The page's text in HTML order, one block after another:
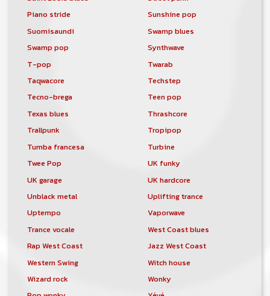
Piano stride
Sunshine pop
Suomisaundi
Swamp blues
Swamp pop
Synthwave
T-pop
Twarab
Taqwacore
Techstep
Tecno-brega
Teen pop
Texas blues
Thrashcore
Trallpunk
Tropipop
Tumba francesa
Turbine
Twee Pop
UK funky
UK garage
UK hardcore
Unblack metal
Uplifting trance
Uptempo
Vaporwave
Trance vocale
West Coast blues
Rap West Coast
Jazz West Coast
Western Swing
Witch house
Wizard rock
Wonky